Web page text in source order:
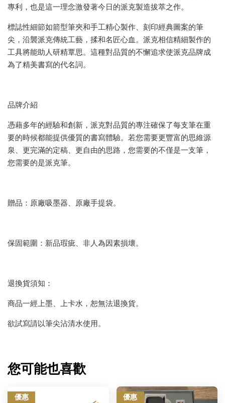
專利，也是這一理念激發著今日的派克製造拔萃之作。
標誌性細節如箭型筆夾和手工精心製作、刻印經典圖案的筆
尖，沿襲派克傳統工藝，揉和名匠心血。派克相信精細製作的
工具將能助人研精覃思。這種對品質的不懈追求使派克品牌成
為了精美書寫的代名詞。
品牌介紹
憑藉多年的經驗和創新，派克對品質的專注確保了每支筆在重
要的時候都能提供優質的書寫體驗。若您需要更豐富的思維源
泉、更完滿的定稿、更自由的思路，您需要的不僅是一支筆，
您需要的是派克筆。
贈品：原廠吸墨器、原廠手提袋。
保固範圍：新品瑕疵、非人為因素損壞。
退換貨須知：
商品一經上墨、上卡水，恕無法退換貨。
欲試寫請以筆尖沾清水使用。
您可能也喜歡
優惠 優惠